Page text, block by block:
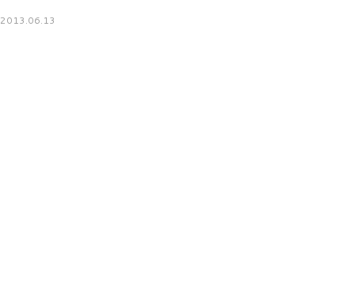
2013.06.13